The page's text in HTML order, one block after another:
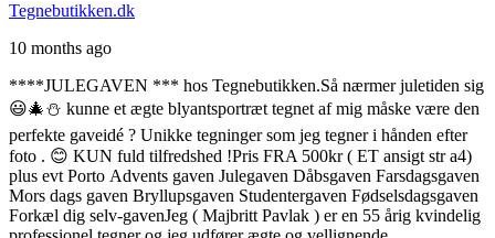
Tegnebutikken.dk
10 months ago
****JULEGAVEN *** hos Tegnebutikken.Så nærmer juletiden sig
😃🎄⛄️ kunne et ægte blyantsportræt tegnet af mig måske være den
perfekte gaveidé ? Unikke tegninger som jeg tegner i hånden efter
foto . 😊 KUN fuld tilfredshed !Pris FRA 500kr ( ET ansigt str a4)
plus evt Porto Advents gaven Julegaven Dåbsgaven Farsdagsgaven
Mors dags gaven Bryllupsgaven Studentergaven Fødselsdagsgaven
Forkæl dig selv-gavenJeg ( Majbritt Pavlak ) er en 55 årig kvindelig